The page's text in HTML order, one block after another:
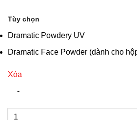
Tùy chọn
Dramatic Powdery UV
Dramatic Face Powder (dành cho
Xóa
Phấn